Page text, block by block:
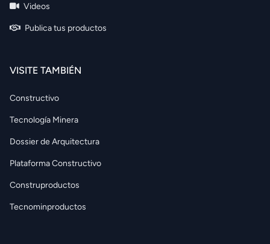
Videos
Publica tus productos
VISITE TAMBIÉN
Constructivo
Tecnología Minera
Dossier de Arquitectura
Plataforma Constructivo
Construproductos
Tecnominproductos